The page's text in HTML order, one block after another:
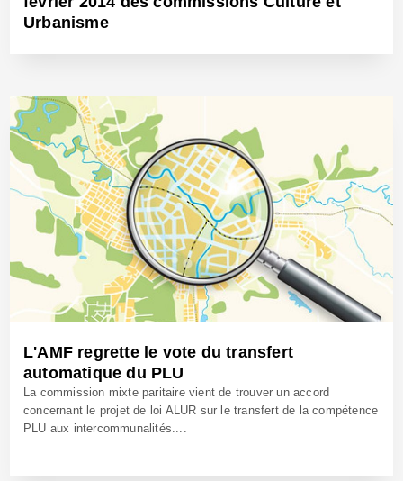
Urbanisme
3 Sep 2014 - Réf: CW12717
L'AMF regrette le vote du transfert
automatique du PLU
La commission mixte paritaire vient de trouver un accord
concernant le projet de loi ALUR sur le transfert de la compétence
PLU aux intercommunalités....